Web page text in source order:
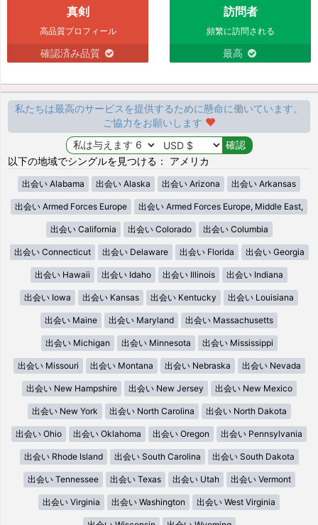
真剣
高品質プロフィール
確認済み品質
訪問者
頻繁に訪問される
最高
私たちは最高のサービスを提供するために懸命に働いています。
ご協力をお願いします
以下の地域でシングルを見つける： アメリカ
出会い Alabama 出会い Alaska 出会い Arizona 出会い Arkansas
出会い Armed Forces Europe 出会い Armed Forces Europe, Middle East,
出会い California 出会い Colorado 出会い Columbia
出会い Connecticut 出会い Delaware 出会い Florida 出会い Georgia
出会い Hawaii 出会い Idaho 出会い Illinois 出会い Indiana
出会い Iowa 出会い Kansas 出会い Kentucky 出会い Louisiana
出会い Maine 出会い Maryland 出会い Massachusetts
出会い Michigan 出会い Minnesota 出会い Mississippi
出会い Missouri 出会い Montana 出会い Nebraska 出会い Nevada
出会い New Hampshire 出会い New Jersey 出会い New Mexico
出会い New York 出会い North Carolina 出会い North Dakota
出会い Ohio 出会い Oklahoma 出会い Oregon 出会い Pennsylvania
出会い Rhode Island 出会い South Carolina 出会い South Dakota
出会い Tennessee 出会い Texas 出会い Utah 出会い Vermont
出会い Virginia 出会い Washington 出会い West Virginia